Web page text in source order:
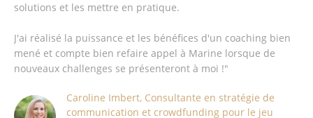
solutions et les mettre en pratique.
J'ai réalisé la puissance et les bénéfices d'un coaching bien
mené et compte bien refaire appel à Marine lorsque de
nouveaux challenges se présenteront à moi !"
Caroline Imbert, Consultante en stratégie de
communication et crowdfunding pour le jeu